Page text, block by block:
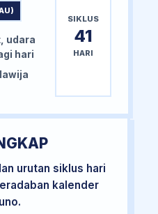
udara
hari
SIKLUS
41
HARI
urutan siklus hari
kalender